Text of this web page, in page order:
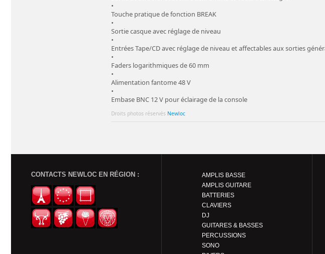
•
Touche pratique de fonction BREAK
•
Sortie casque avec réglage de niveau
•
Entrées Tape/CD avec réglage de niveau et affectables aux sorties
•
Faders logarithmiques de 60 mm
•
Alimentation fantome 48 V
•
Embase BNC 12 V pour éclairage de la console
Droits photos réservés Newloc
CONTACTS NEWLOC EN RÉGION :
AMPLIS BASSE
AMPLIS GUITARE
BATTERIES
CLAVIERS
DJ
GUITARES & BASSES
PERCUSSIONS
SONO